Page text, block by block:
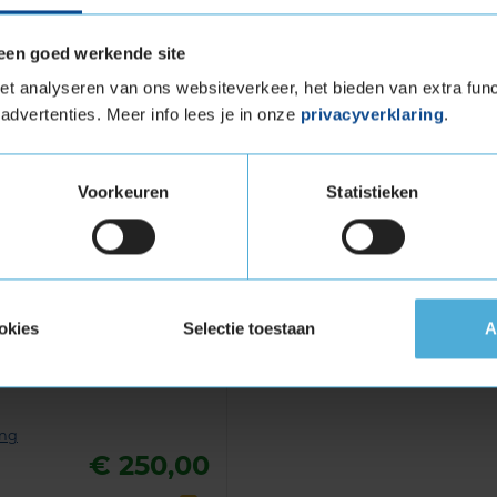
goed werkende site
analyseren van ons websiteverkeer, het bieden van extra
Meer info lees je in onze privacyverklaring.
Voorkeuren Statistieken
Selectie toestaan
3 Extra load in de maat 265
load in de maat 265 35 R18 eenvoudig online
in bij jouw KwikFit vestiging.
€ 250,00